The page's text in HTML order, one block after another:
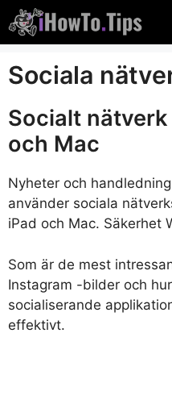
Hoppa
till
innehåll
Sociala
Socialt nätverk
och Mac
Nyheter och
använder sociala
iPad och Mac. Säkerhet
Som är de mest
Instagram -bilder och
socialiserande
effektivt.